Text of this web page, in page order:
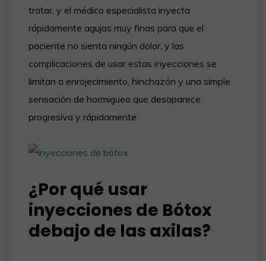
tratar, y el médico especialista inyecta
rápidamente agujas muy finas para que el
paciente no sienta ningún dolor, y las
complicaciones de usar estas inyecciones se
limitan a enrojecimiento, hinchazón y una simple
sensación de hormigueo que desaparece
progresiva y rápidamente.
¿Por qué usar
inyecciones de Bótox
debajo de las axilas?